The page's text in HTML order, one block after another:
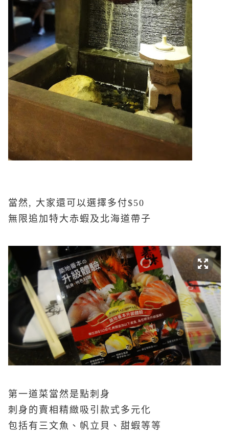
當然, 大家還可以選擇多付$50
無限追加特大赤蝦及北海道帶子
第一道菜當然是點刺身
刺身的賣相精緻吸引款式多元化
包括有三文魚、帆立貝、甜蝦等等